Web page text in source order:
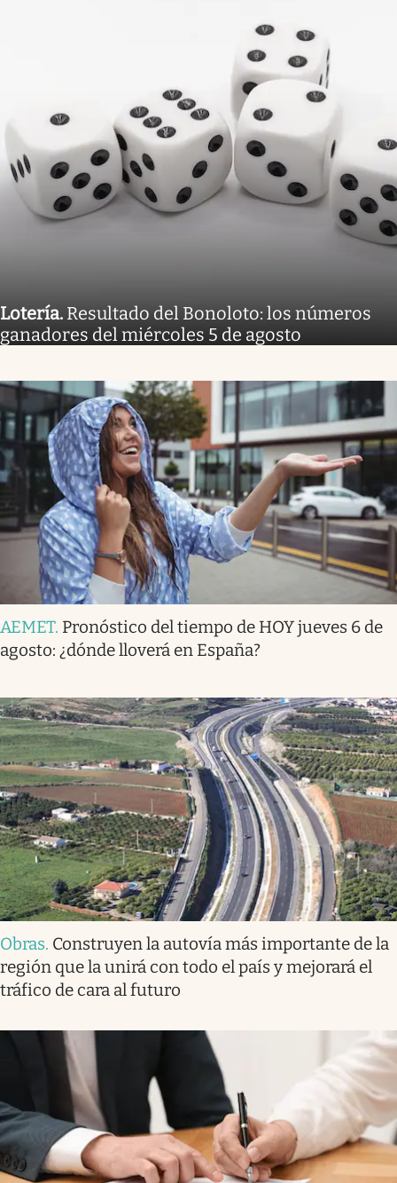
Lotería. Resultado del Bonoloto: los números
ganadores del miércoles 5 de agosto
AEMET. Pronóstico del tiempo de HOY jueves 6 de
agosto: ¿dónde lloverá en España?
Obras. Construyen la autovía más importante de la
región que la unirá con todo el país y mejorará el
tráfico de cara al futuro